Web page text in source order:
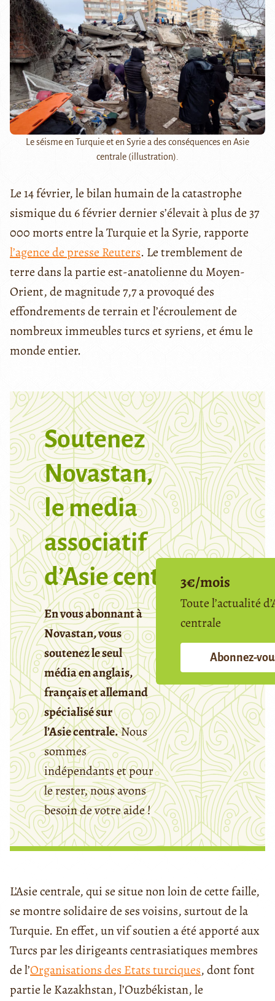
Le séisme en Turquie et en Syrie a des conséquences en Asie
centrale (illustration).
Le 14 février, le bilan humain de la catastrophe
sismique du 6 février dernier s’élevait à plus de 37
000 morts entre la Turquie et la Syrie, rapporte
l’agence de presse Reuters. Le tremblement de
terre dans la partie est-anatolienne du Moyen-
Orient, de magnitude 7,7 a provoqué des
effondrements de terrain et l’écroulement de
nombreux immeubles turcs et syriens, et ému le
monde entier.
Soutenez
Novastan,
le media
associatif
d’Asie centrale
En vous abonnant à
Novastan, vous
soutenez le seul
média en anglais,
français et allemand
spécialisé sur
l’Asie centrale.Nous
sommes
indépendants et pour
le rester, nous avons
besoin de votre aide !
3€/mois
Toute l’actualité
centrale
Abonnez-
L’Asie centrale, qui se situe non loin de cette faille,
se montre solidaire de ses voisins, surtout de la
Turquie. En effet, un vif soutien a été apporté aux
Turcs par les dirigeants centrasiatiques membres
de l’Organisations des Etats turciques, dont font
partie le Kazakhstan, l’Ouzbékistan, le